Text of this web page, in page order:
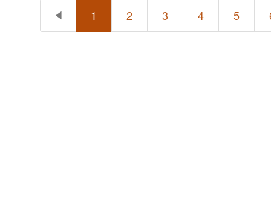
1 2 3 4 5